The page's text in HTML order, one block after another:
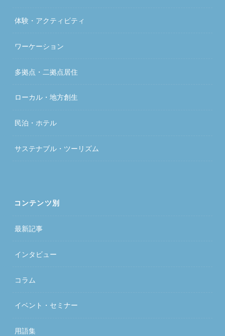
体験・アクティビティ
ワーケーション
多拠点・二拠点居住
ローカル・地方創生
民泊・ホテル
サステナブル・ツーリズム
コンテンツ別
最新記事
インタビュー
コラム
イベント・セミナー
用語集